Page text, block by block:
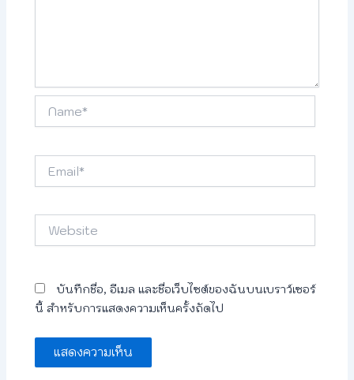
บันทึกชื่อ, อีเมล และชื่อเว็บไซต์ของฉันบนเบราว์เซอร์
นี้ สำหรับการแสดงความเห็นครั้งถัดไป